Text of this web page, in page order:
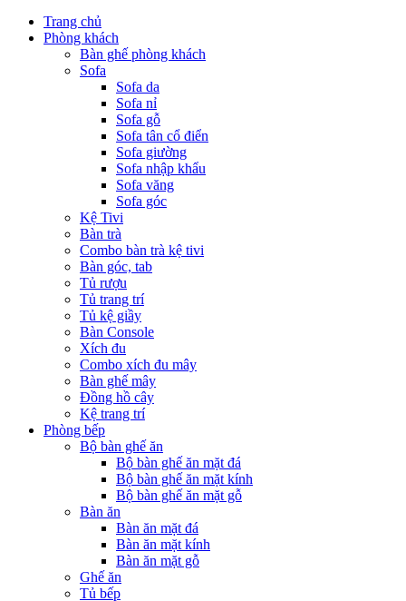
Trang chủ
Phòng khách
Bàn ghế phòng khách
Sofa
Sofa da
Sofa nỉ
Sofa gỗ
Sofa tân cổ điển
Sofa giường
Sofa nhập khẩu
Sofa văng
Sofa góc
Kệ Tivi
Bàn trà
Combo bàn trà kệ tivi
Bàn góc, tab
Tủ rượu
Tủ trang trí
Tủ kệ giầy
Bàn Console
Xích đu
Combo xích đu mây
Bàn ghế mây
Đồng hồ cây
Kệ trang trí
Phòng bếp
Bộ bàn ghế ăn
Bộ bàn ghế ăn mặt đá
Bộ bàn ghế ăn mặt kính
Bộ bàn ghế ăn mặt gỗ
Bàn ăn
Bàn ăn mặt đá
Bàn ăn mặt kính
Bàn ăn mặt gỗ
Ghế ăn
Tủ bếp